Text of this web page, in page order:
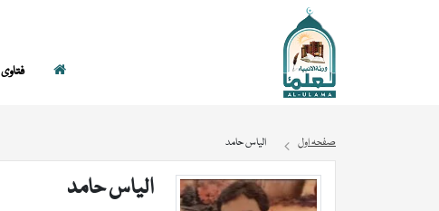
فتاوی
صفحہ اول الیاس حامد
الیاس حامد